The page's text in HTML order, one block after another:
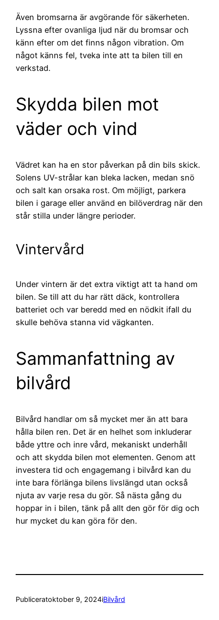
Även bromsarna är avgörande för säkerheten.
Lyssna efter ovanliga ljud när du bromsar och
känn efter om det finns någon vibration. Om
något känns fel, tveka inte att ta bilen till en
verkstad.
Skydda bilen mot
väder och vind
Vädret kan ha en stor påverkan på din bils skick.
Solens UV-strålar kan bleka lacken, medan snö
och salt kan orsaka rost. Om möjligt, parkera
bilen i garage eller använd en bilöverdrag när den
står stilla under längre perioder.
Vintervård
Under vintern är det extra viktigt att ta hand om
bilen. Se till att du har rätt däck, kontrollera
batteriet och var beredd med en nödkit ifall du
skulle behöva stanna vid vägkanten.
Sammanfattning av
bilvård
Bilvård handlar om så mycket mer än att bara
hålla bilen ren. Det är en helhet som inkluderar
både yttre och inre vård, mekaniskt underhåll
och att skydda bilen mot elementen. Genom att
investera tid och engagemang i bilvård kan du
inte bara förlänga bilens livslängd utan också
njuta av varje resa du gör. Så nästa gång du
hoppar in i bilen, tänk på allt den gör för dig och
hur mycket du kan göra för den.
Publiceratoktober 9, 2024iBilvård